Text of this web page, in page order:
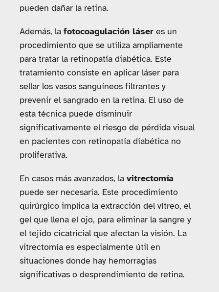
pueden dañar la retina.
Además, la fotocoagulación láser es un
procedimiento que se utiliza ampliamente
para tratar la retinopatía diabética. Este
tratamiento consiste en aplicar láser para
sellar los vasos sanguíneos filtrantes y
prevenir el sangrado en la retina. El uso de
esta técnica puede disminuir
significativamente el riesgo de pérdida visual
en pacientes con retinopatía diabética no
proliferativa.
En casos más avanzados, la vitrectomía
puede ser necesaria. Este procedimiento
quirúrgico implica la extracción del vítreo, el
gel que llena el ojo, para eliminar la sangre y
el tejido cicatricial que afectan la visión. La
vitrectomía es especialmente útil en
situaciones donde hay hemorragias
significativas o desprendimiento de retina.